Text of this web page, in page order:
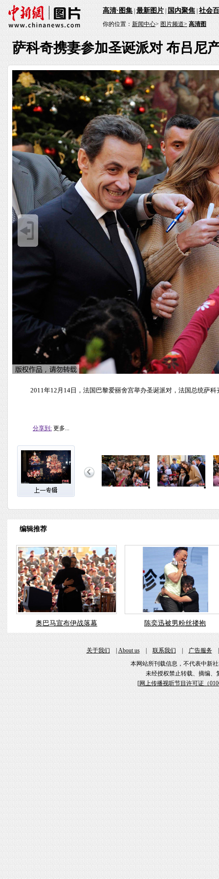
高清·图集|最新图片|国内聚焦|社会
你的位置：新闻中心>图片频道> 高清图
萨科奇携妻参加圣诞派对 布吕尼
2011年12月14日，法国巴黎爱丽舍宫举办圣诞派对，法国总统萨
分享到: 更多...
编辑推荐
奥巴马宣布伊战落幕 陈奕迅被男粉丝搂抱
关于我们|About us|联系我们|广告服务
本网站所刊载信息，不代表中新
未经授权禁止转载、摘编、
[网上传播视听节目许可证（